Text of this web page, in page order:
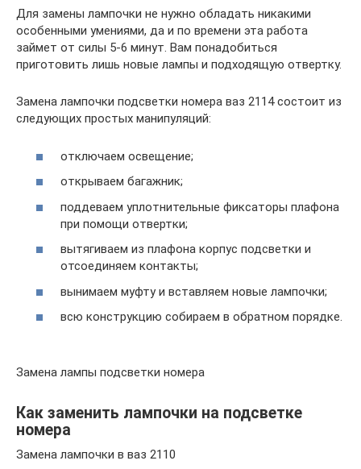
Для замены лампочки не нужно обладать никакими
особенными умениями, да и по времени эта работа
займет от силы 5-6 минут. Вам понадобиться
приготовить лишь новые лампы и подходящую отвертку.
Замена лампочки подсветки номера ваз 2114 состоит из
следующих простых манипуляций:
отключаем освещение;
открываем багажник;
поддеваем уплотнительные фиксаторы плафона
при помощи отвертки;
вытягиваем из плафона корпус подсветки и
отсоединяем контакты;
вынимаем муфту и вставляем новые лампочки;
всю конструкцию собираем в обратном порядке.
Замена лампы подсветки номера
Как заменить лампочки на подсветке
номера
Замена лампочки в ваз 2110